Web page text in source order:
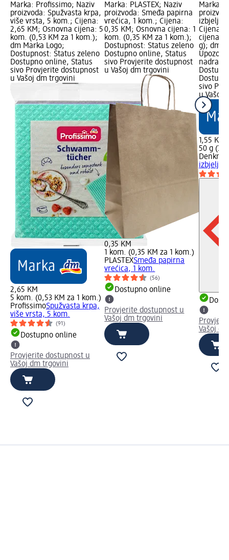
Marka: Profissimo; Naziv
proizvoda: Spužvasta krpa,
više vrsta, 5 kom.; Cijena:
2,65 KM; Osnovna cijena: 5
kom. (0,53 KM za 1 kom.);
dm Marka Logo;
Dostupnost: Status zeleno
Dostupno online, Status
sivo Provjerite dostupnost
u Vašoj dm trgovini
2,65 KM
5 kom. (0,53 KM za 1 kom.)
ProfissimoSpužvasta krpa,
više vrsta, 5 kom.
(91)
Dostupno online
Provjerite dostupnost u
Vašoj dm trgovini
Marka: PLASTEX; Naziv
proizvoda: Smeđa papirna
vrećica, 1 kom.; Cijena:
0,35 KM; Osnovna cijena: 1
kom. (0,35 KM za 1 kom.);
Dostupnost: Status zeleno
Dostupno online, Status
sivo Provjerite dostupnost
u Vašoj dm trgovini
0,35 KM
1 kom. (0,35 KM za 1 kom.)
PLASTEXSmeđa papirna
vrećica, 1 kom.
(56)
Dostupno online
Provjerite dostupnost u
Vašoj dm trgovini
Marka:
Cijena:
cijena:
g); dm
sivo
u Vašoj
1,55 KM
50 g
Denkmit
Vašoj